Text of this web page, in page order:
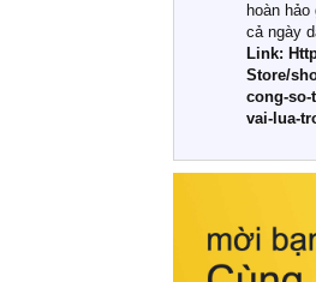
Khác với
thường,
cao cấp
nghiêm
liệu tự
nhuộm
này, bạn
hồi
cột sống.
hoàn
cả ngày
Link:
Store/
cong-so-
vai-lua-